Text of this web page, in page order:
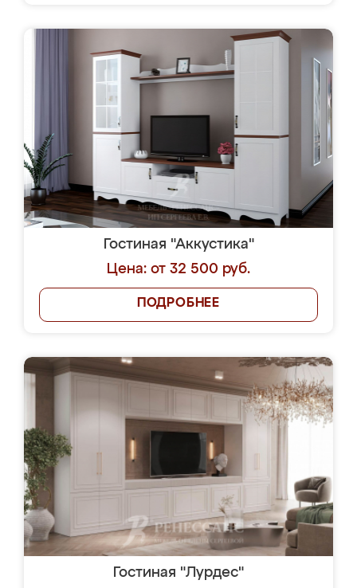
Гостиная "Аккустика"
Цена: от 32 500 руб.
ПОДРОБНЕЕ
Гостиная "Лурдес"